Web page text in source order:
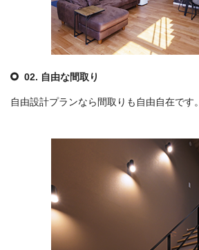
02. 自由な間取り
自由設計プランなら間取りも自由自在です。